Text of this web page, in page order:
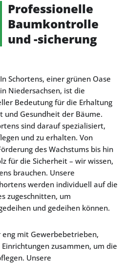
Professionelle
Baumkontrolle
und -sicherung
In Schortens, einer grünen Oase
in Niedersachsen, ist die
Bedeutung für die Erhaltung
und Gesundheit der Bäume.
sind darauf spezialisiert,
und zu erhalten. Von
des Wachstums bis hin
für die Sicherheit – wir wissen,
brauchen. Unsere
werden individuell auf die
zugeschnitten, um
und gedeihen können.
mit Gewerbebetrieben,
zusammen, um die
Unsere